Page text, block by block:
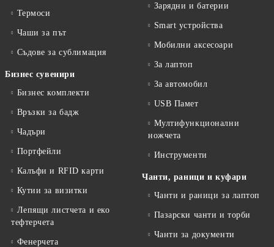
Термоси
Чаши за път
Съдове за сублимация
Бизнес сувенири
Бизнес комплекти
Връзки за бадж
Чадъри
Портфейли
Калъфи и RFID карти
Кутии за визитки
Лепящи листчета и еко
тефтeрчета
Фенерчета
Зарядни и батерии
Smart устройства
Мобилни аксесоари
За лаптоп
За автомобил
USB Памет
Мултифункционални
ножчета
Инструменти
Чанти, раници и куфари
Чанти и раници за лаптоп
Пазарски чанти и торби
Чанти за документи